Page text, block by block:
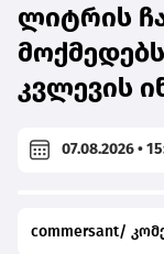
ლიტრის
კვლევის
07.08.2026 •
commersant/